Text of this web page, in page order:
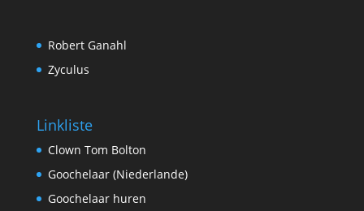
Robert Ganahl
Zyculus
Linkliste
Clown Tom Bolton
Goochelaar (Niederlande)
Goochelaar huren